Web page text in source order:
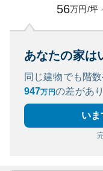
56万円/坪
あなたの家は
同じ建物でも階
947万円の差があ
いま